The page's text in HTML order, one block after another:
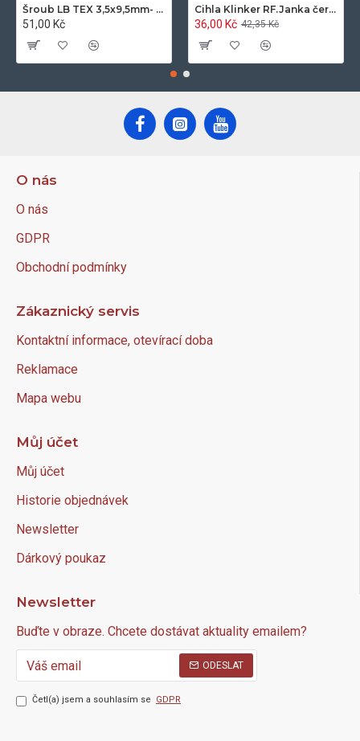
Šroub LB TEX 3,5x9,5mm- 100ks/bal.-zinek
51,00 Kč
Cihla Klinker RF.Janka červená světlá 25x12x6,5cm- 420ks/pal.
36,00 Kč 42,35 Kč
O nás
O nás
GDPR
Obchodní podmínky
Zákaznický servis
Kontaktní informace, otevírací doba
Reklamace
Mapa webu
Můj účet
Můj účet
Historie objednávek
Newsletter
Dárkový poukaz
Newsletter
Buďte v obraze. Chcete dostávat aktuality emailem?
ODESLAT
Četl(a) jsem a souhlasím se GDPR